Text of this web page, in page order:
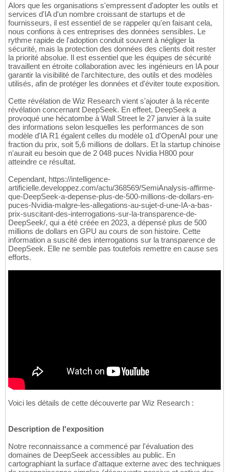
Alors que les organisations s'empressent d'adopter les outils et
services d'IA d'un nombre croissant de startups et de
fournisseurs, il est essentiel de se rappeler qu'en faisant cela,
nous confions à ces entreprises des données sensibles. Le
rythme rapide de l'adoption conduit souvent à négliger la
sécurité, mais la protection des données des clients doit rester
la priorité absolue. Il est essentiel que les équipes de sécurité
travaillent en étroite collaboration avec les ingénieurs en IA pour
garantir la visibilité de l'architecture, des outils et des modèles
utilisés, afin de protéger les données et d'éviter toute exposition.
Cette révélation de Wiz Research vient s'ajouter à la récente
révélation concernant DeepSeek. En effeet, DeepSeek a
provoqué une hécatombe à Wall Street le 27 janvier à la suite
des informations selon lesquelles les performances de son
modèle d'IA R1 égalent celles du modèle o1 d'OpenAI pour une
fraction du prix, soit 5,6 millions de dollars. Et la startup chinoise
n'aurait eu besoin que de 2 048 puces Nvidia H800 pour
atteindre ce résultat.
Cependant, https://intelligence-
artificielle.developpez.com/actu/368569/SemiAnalysis-affirme-
que-DeepSeek-a-depense-plus-de-500-millions-de-dollars-en-
puces-Nvidia-malgre-les-allegations-au-sujet-d-une-IA-a-bas-
prix-suscitant-des-interrogations-sur-la-transparence-de-
DeepSeek/, qui a été créée en 2023, a dépensé plus de 500
millions de dollars en GPU au cours de son histoire. Cette
information a suscité des interrogations sur la transparence de
DeepSeek. Elle ne semble pas toutefois remettre en cause ses
efforts.
Voici les détails de cette découverte par Wiz Research :
Description de l'exposition
Notre reconnaissance a commencé par l'évaluation des
domaines de DeepSeek accessibles au public. En
cartographiant la surface d'attaque externe avec des techniques